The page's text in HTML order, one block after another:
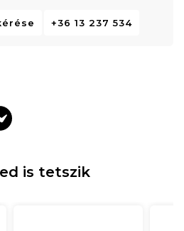
+36 13 237 534
is tetszik